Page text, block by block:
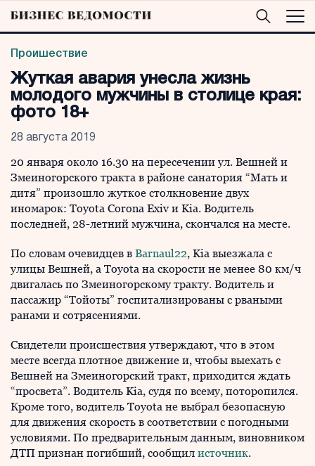
Проишествие
Жуткая авария унесла жизнь
молодого мужчины в столице края:
фото 18+
28 августа 2019
20 января около 16.30 на пересечении ул. Вешней и
Змеиногорского тракта в районе санатория “Мать и
дитя” произошло жуткое столкновение двух
иномарок: Toyota Corona Exiv и Kia. Водитель
последней, 28-летний мужчина, скончался на месте.
По словам очевидцев в Barnaul22, Kia выезжала с
улицы Вешней, а Toyota на скорости не менее 80 км/ч
двигалась по Змеиногорскому тракту. Водитель и
пассажир “Тойоты” госпитализированы с рваными
ранами и сотрясениями.
Свидетели происшествия утверждают, что в этом
месте всегда плотное движение и, чтобы выехать с
Вешней на Змеиногорский тракт, приходится ждать
“просвета”. Водитель Kia, судя по всему, поторопился.
Кроме того, водитель Toyota не выбрал безопасную
для движения скорость в соответствии с погодными
условиями. По предварительным данным, виновником
ДТП признан погибший, сообщил источник.